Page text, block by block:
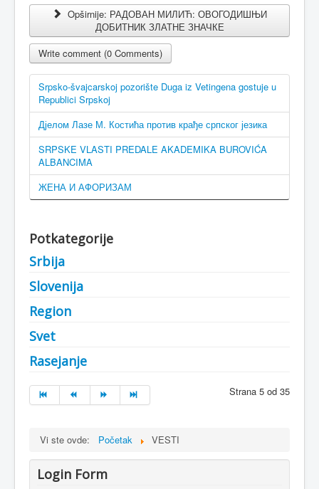
Opširnije: РАДОВАН МИЛИЋ: ОВОГОДИШЊИ
ДОБИТНИК ЗЛАТНЕ ЗНАЧКЕ
Write comment (0 Comments)
Srpsko-švajcarskoj pozorište Duga iz Vetingena gostuje u
Republici Srpskoj
Дјелом Лазе М. Костића против крађе српског језика
SRPSKE VLASTI PREDALE AKADEMIKA BUROVIĆA
ALBANCIMA
ЖЕНА И АФОРИЗАМ
Potkategorije
Srbija
Slovenija
Region
Svet
Rasejanje
Strana 5 od 35
Vi ste ovde: Početak VESTI
Login Form